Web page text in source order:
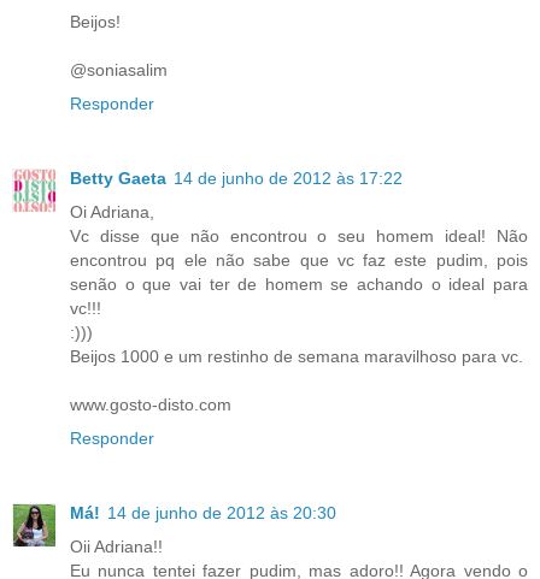
Beijos!
@soniasalim
Responder
Betty Gaeta 14 de junho de 2012 às 17:22
Oi Adriana,
Vc disse que não encontrou o seu homem ideal! Não
encontrou pq ele não sabe que vc faz este pudim, pois
senão o que vai ter de homem se achando o ideal para
vc!!!
:)))
Beijos 1000 e um restinho de semana maravilhoso para vc.
www.gosto-disto.com
Responder
Má! 14 de junho de 2012 às 20:30
Oii Adriana!!
Eu nunca tentei fazer pudim, mas adoro!! Agora vendo o